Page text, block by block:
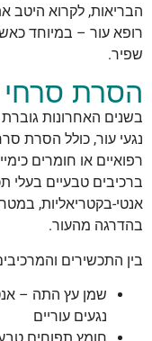
הבריאות, לקרוא היטב
רופא עור – במיוחד
שפיר.
הסרת סרחי
בשנים האחרונות
נגעי עור, כולל הסרת
רפואיים או חומרים
ברכיבים טבעיים בעלי
אנטי-בקטריאליות,
בהדרגה מהעור.
בין התכשירים
שמן עץ התה –
נגעים עוריים